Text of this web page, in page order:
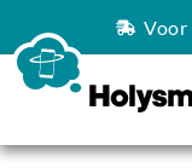
Voor